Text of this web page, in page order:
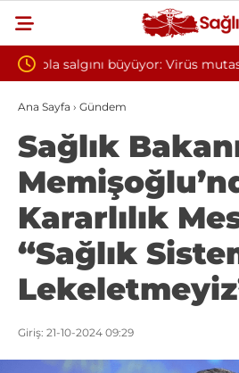
Yılın ilk 6 ayında 10
oksijen tedavisinden
Ana Sayfa › Gündem
Sağlık
Kararlılık
“Sağlık
Giriş: 21-10-2024 09:29